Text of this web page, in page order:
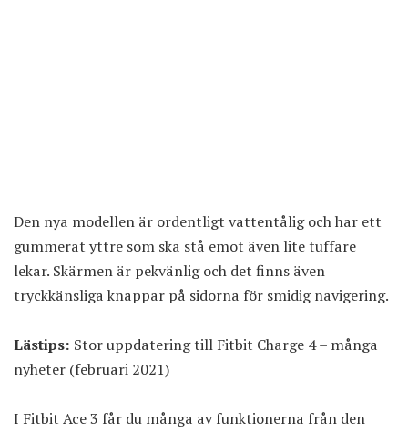
Den nya modellen är ordentligt vattentålig och har ett
gummerat yttre som ska stå emot även lite tuffare
lekar. Skärmen är pekvänlig och det finns även
tryckkänsliga knappar på sidorna för smidig navigering.
Lästips: Stor uppdatering till Fitbit Charge 4 – många
nyheter (februari 2021)
I Fitbit Ace 3 får du många av funktionerna från den